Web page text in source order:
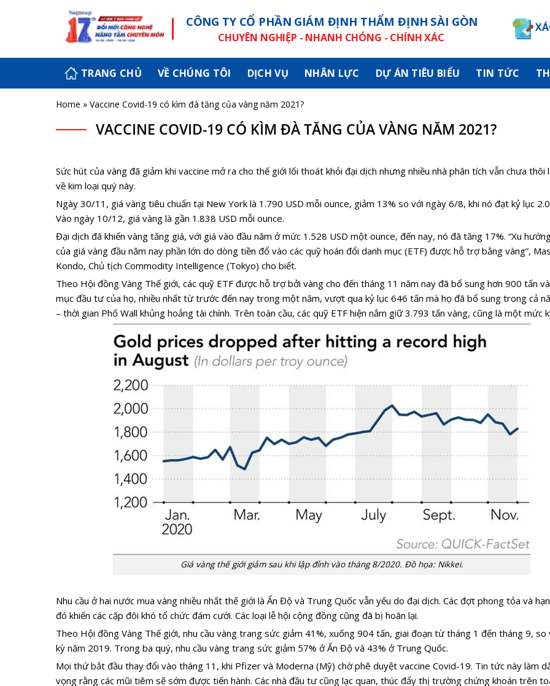
CÔNG TY CỔ PHẦN GIÁM ĐỊNH THẨM ĐỊNH SÀI GÒN
CHUYÊN NGHIỆP - NHANH CHÓNG - CHÍNH XÁC
TRANG CHỦ VỀ CHÚNG TÔI DỊCH VỤ NHÂN LỰC DỰ ÁN TIÊU BIỂU TIN TỨC
Home » Vaccine Covid-19 có kìm đà tăng của vàng năm 2021?
VACCINE COVID-19 CÓ KÌM ĐÀ TĂNG CỦA VÀNG NĂM 2021?
Sức hút của vàng đã giảm khi vaccine mở ra cho thế giới lối thoát khỏi đại dịch nhưng nhiều nhà phân tích vẫn chưa thôi
về kim loại quý này.
Ngày 30/11, giá vàng tiêu chuẩn tại New York là 1.790 USD mỗi ounce, giảm 13% so với ngày 6/8, khi nó đạt kỷ lục
Vào ngày 10/12, giá vàng là gần 1.838 USD mỗi ounce.
Đại dịch đã khiến vàng tăng giá, với giá vào đầu năm ở mức 1.528 USD một ounce, đến nay, nó đã tăng 17%. “Xu
của giá vàng đầu năm nay phần lớn do dòng tiền đổ vào các quỹ hoán đổi danh mục (ETF) được hỗ trợ bằng vàng”,
Kondo, Chủ tịch Commodity Intelligence (Tokyo) cho biết.
Theo Hội đồng Vàng Thế giới, các quỹ ETF được hỗ trợ bởi vàng cho đến tháng 11 năm nay đã bổ sung hơn 900 tấn
mục đầu tư của họ, nhiều nhất từ trước đến nay trong một năm, vượt qua kỷ lục 646 tấn mà họ đã bổ sung trong cả
– thời gian Phố Wall khủng hoảng tài chính. Trên toàn cầu, các quỹ ETF hiện nắm giữ 3.793 tấn vàng, cũng là một mức
Giá vàng thế giới giảm sau khi lập đỉnh vào tháng 8/2020. Đồ họa: Nikkei.
Nhu cầu ở hai nước mua vàng nhiều nhất thế giới là Ấn Độ và Trung Quốc vẫn yếu do đại dịch. Các đợt phong tỏa và
đó khiến các cặp đôi khó tổ chức đám cưới. Các loại lễ hội cộng đồng cũng đã bị hoãn lại.
Theo Hội đồng Vàng Thế giới, nhu cầu vàng trang sức giảm 41%, xuống 904 tấn, giai đoạn từ tháng 1 đến tháng 9, so
kỳ năm 2019. Trong ba quý, nhu cầu vàng trang sức giảm 57% ở Ấn Độ và 43% ở Trung Quốc.
Mọi thứ bắt đầu thay đổi vào tháng 11, khi Pfizer và Moderna (Mỹ) chờ phê duyệt vaccine Covid-19. Tin tức này làm
vọng rằng các mũi tiêm sẽ sớm được tiến hành. Các nhà đầu tư cũng lạc quan, thúc đẩy thị trường chứng khoán trên